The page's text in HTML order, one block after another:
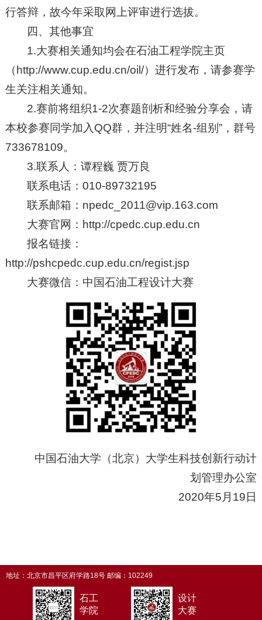
行答辩，故今年采取网上评审进行选拔。
四、其他事宜
1.大赛相关通知均会在石油工程学院主页
（ http://www.cup.edu.cn/oil/）进行发布，请参赛学
生关注相关通知。
2.赛前将组织1-2次赛题剖析和经验分享会，请
本校参赛同学加入QQ群，并注明“姓名-组别”，群号
733678109。
3.联系人：谭程巍 贾万良
联系电话：010-89732195
联系邮箱： npedc_2011@vip.163.com
大赛官网：http://cpedc.cup.edu.cn
报名链接：
http://pshcpedc.cup.edu.cn/regist.jsp
大赛微信：中国石油工程设计大赛
中国石油大学（北京）大学生科技创新行动计
划管理办公室
2020年5月19日
地址：北京市昌平区府学路18号 邮编：102249
石工
学院
设计
大赛